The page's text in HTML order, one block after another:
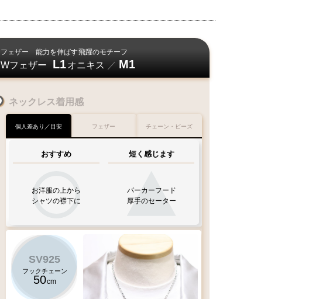
ご対応が難しい為
交通混雑期
特にGW・お盆
年末・冬季期間
台風・暴風雪
大雨・大雪等
フェザー 能力を伸ばす飛躍のモチーフ
Wフェザー L1 オニキス ／ M1
ネックレス着用感
個人差あり／目安
おすすめ
お洋服の上から
シャツの襟下に
短く感じます
パーカーフード
厚手のセーター
SV925
フックチェーン
50cm
フェザー チェーン・ビーズ